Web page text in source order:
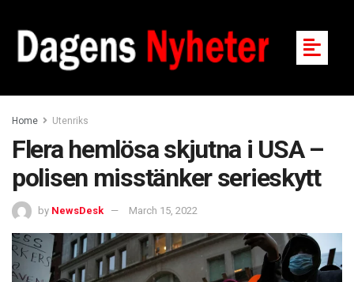
Home Utenriks
Flera hemlösa skjutna i USA –
polisen misstänker serieskytt
by NewsDesk March 15, 2022